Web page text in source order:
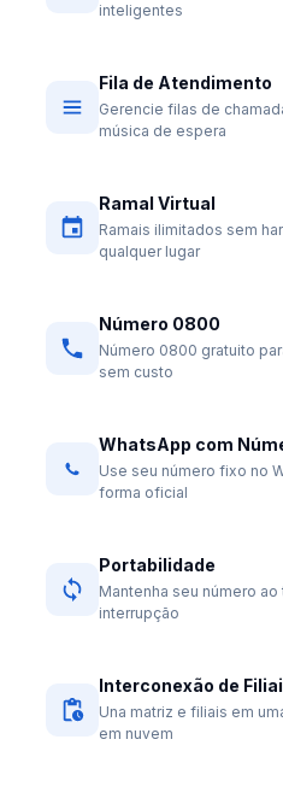
inteligentes
Fila de Atendimento
Gerencie filas de
música de espera
Ramal Virtual
Ramais ilimitados sem
qualquer lugar
Número 0800
Número 0800 gratuito
sem custo
WhatsApp com
Use seu número fixo no
forma oficial
Portabilidade
Mantenha seu número
interrupção
Interconexão de
Una matriz e filiais em
em nuvem